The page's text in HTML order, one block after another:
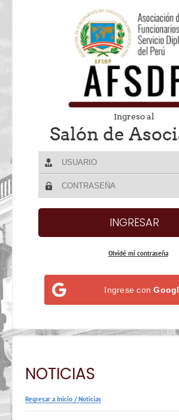
Ingreso al
Salón de
Olvidé mi contraseña
Ingrese con
NOTICIAS
Regresar a Inicio /Noticias